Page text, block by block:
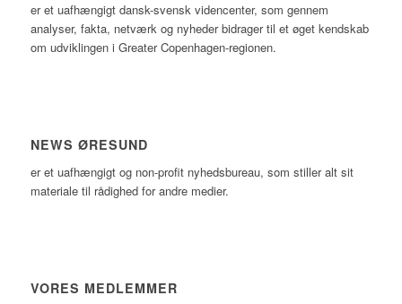
er et uafhængigt dansk-svensk videncenter, som gennem
analyser, fakta, netværk og nyheder bidrager til et øget kendskab
om udviklingen i Greater Copenhagen-regionen.
NEWS ØRESUND
er et uafhængigt og non-profit nyhedsbureau, som stiller alt sit
materiale til rådighed for andre medier.
VORES MEDLEMMER